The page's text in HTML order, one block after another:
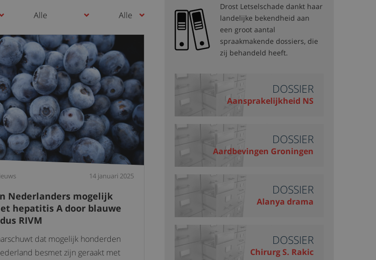
14 januari 2025
Nederlanders mogelijk
hepatitis A door blauwe
RIVM
dat mogelijk honderden
besmet zijn geraakt met
Drost Letselschade dankt haar
landelijke bekendheid aan
een groot aantal
spraakmakende dossiers, die
zij behandeld heeft.
DOSSIER
Aansprakelijkheid NS
DOSSIER
Aardbevingen Groningen
DOSSIER
Alanya drama
DOSSIER
Chirurg S. Rakic